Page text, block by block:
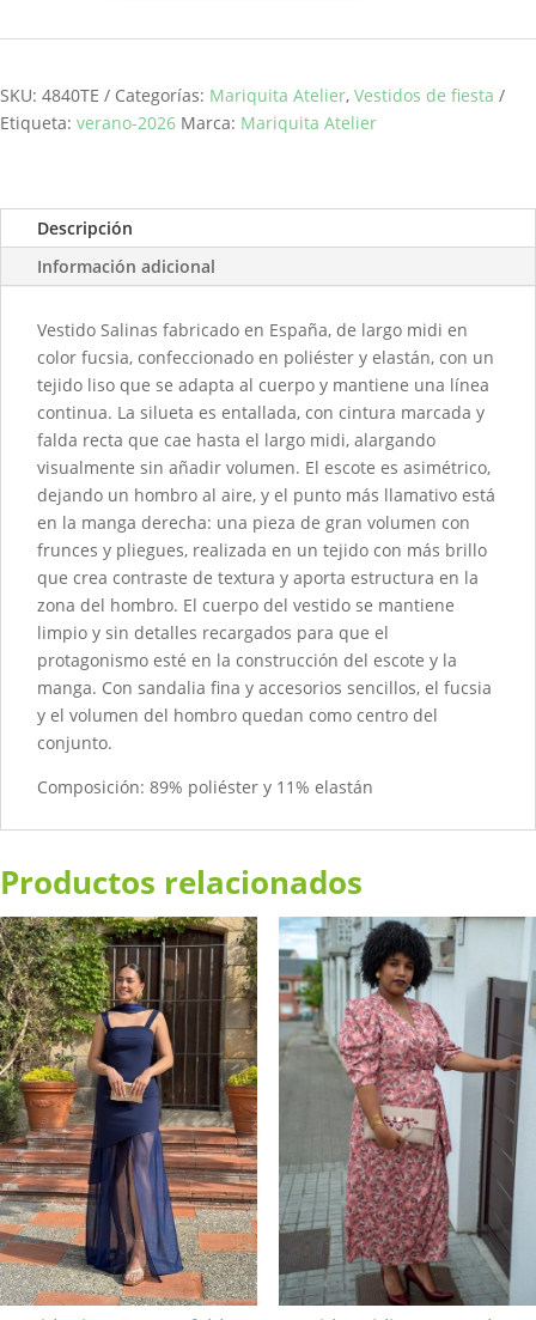
SKU: 4840TE Categorías: Mariquita Atelier, Vestidos de fiesta
Etiqueta: verano-2026 Marca: Mariquita Atelier
Descripción
Información adicional
Vestido Salinas fabricado en España, de largo midi en
color fucsia, confeccionado en poliéster y elastán, con un
tejido liso que se adapta al cuerpo y mantiene una línea
continua. La silueta es entallada, con cintura marcada y
falda recta que cae hasta el largo midi, alargando
visualmente sin añadir volumen. El escote es asimétrico,
dejando un hombro al aire, y el punto más llamativo está
en la manga derecha: una pieza de gran volumen con
frunces y pliegues, realizada en un tejido con más brillo
que crea contraste de textura y aporta estructura en la
zona del hombro. El cuerpo del vestido se mantiene
limpio y sin detalles recargados para que el
protagonismo esté en la construcción del escote y la
manga. Con sandalia fina y accesorios sencillos, el fucsia
y el volumen del hombro quedan como centro del
conjunto.
Composición: 89% poliéster y 11% elastán
Productos relacionados